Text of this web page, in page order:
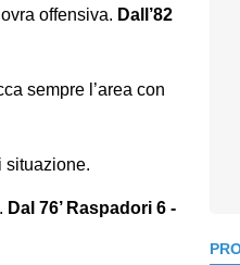
offensiva. Dall’82
sempre l’area con
situazione.
Dal 76’ Raspadori 6 -